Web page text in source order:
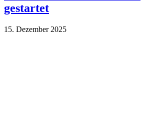
gestartet
15. Dezember 2025